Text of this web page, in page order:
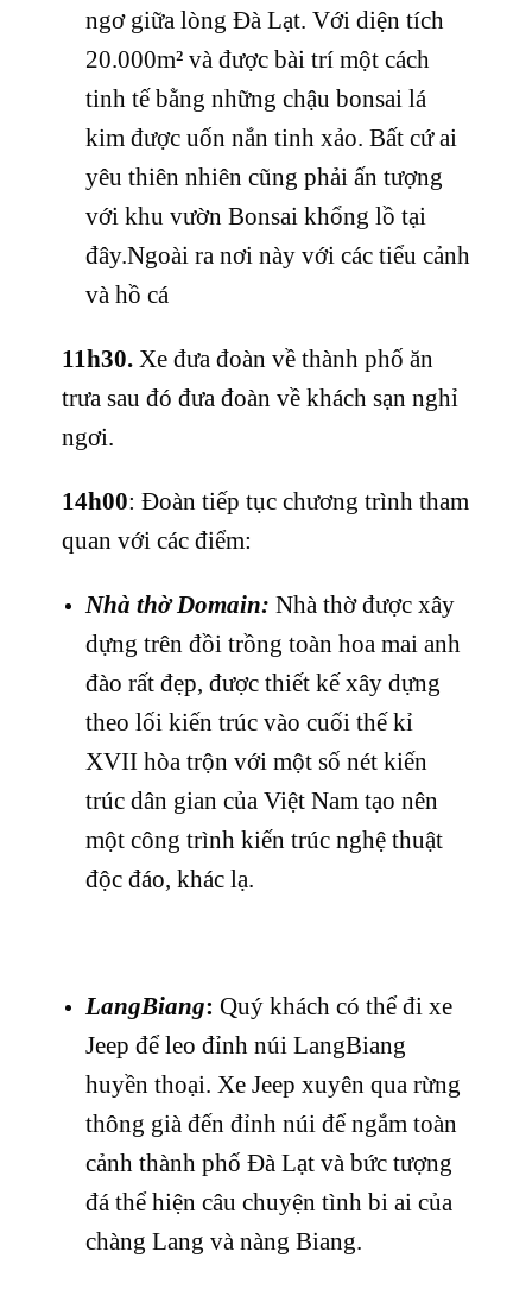
ngơ giữa lòng Đà Lạt. Với diện tích
20.000m² và được bài trí một cách
tinh tế bằng những chậu bonsai lá
kim được uốn nắn tinh xảo. Bất cứ ai
yêu thiên nhiên cũng phải ấn tượng
với khu vườn Bonsai khổng lồ tại
đây.Ngoài ra nơi này với các tiểu cảnh
và hồ cá
11h30.Xe đưa đoàn về thành phố ăn
trưa sau đó đưa đoàn về khách sạn nghỉ
ngơi.
14h00: Đoàn tiếp tục chương trình tham
quan với các điểm:
Nhà thờ Domain: Nhà thờ được xây
dựng trên đồi trồng toàn hoa mai anh
đào rất đẹp, được thiết kế xây dựng
theo lối kiến trúc vào cuối thế kỉ
XVII hòa trộn với một số nét kiến
trúc dân gian của Việt Nam tạo nên
một công trình kiến trúc nghệ thuật
độc đáo, khác lạ.
LangBiang: Quý khách có thể đi xe
Jeep để leo đỉnh núi LangBiang
huyền thoại. Xe Jeep xuyên qua rừng
thông già đến đỉnh núi để ngắm toàn
cảnh thành phố Đà Lạt và bức tượng
đá thể hiện câu chuyện tình bi ai của
chàng Lang và nàng Biang.